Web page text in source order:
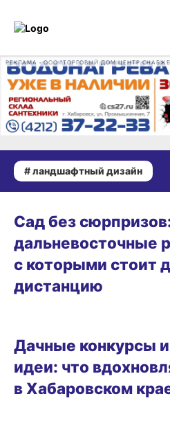
# ландшафтный дизайн
Сад без
дальневосточные
с которыми стоит
дистанцию
Дачные конкурсы
идеи: что
в Хабаровском